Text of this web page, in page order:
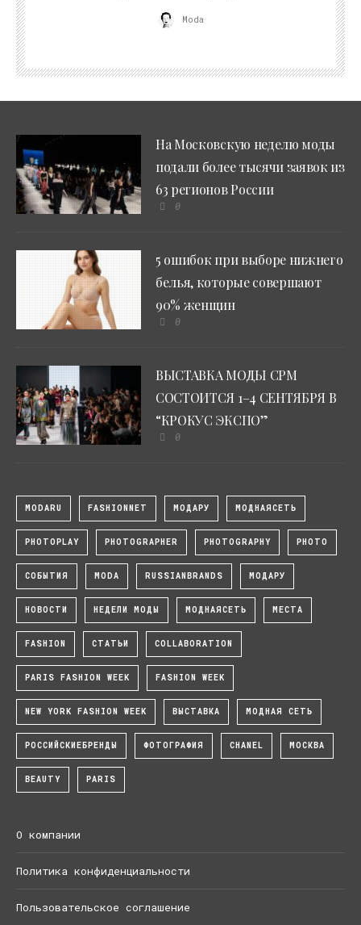
Moda
На Московскую неделю моды
подали более тысячи заявок из
63 регионов России
0
5 ошибок при выборе нижнего
белья, которые совершают
90% женщин
0
ВЫСТАВКА МОДЫ CPM
СОСТОИТСЯ 1–4 СЕНТЯБРЯ В
“КРОКУС ЭКСПО”
0
MODARU FASHIONNET МОДАРУ МОДНАЯСЕТЬ
PHOTOPLAY PHOTOGRAPHER PHOTOGRAPHY PHOTO
СОБЫТИЯ MODA RUSSIANBRANDS МОДАРУ
НОВОСТИ НЕДЕЛИ МОДЫ МОДНАЯСЕТЬ МЕСТА
FASHION СТАТЬИ COLLABORATION
PARIS FASHION WEEK FASHION WEEK
NEW YORK FASHION WEEK ВЫСТАВКА МОДНАЯ СЕТЬ
РОССИЙСКИЕБРЕНДЫ ФОТОГРАФИЯ CHANEL МОСКВА
BEAUTY PARIS
О компании
Политика конфиденциальности
Пользовательское соглашение